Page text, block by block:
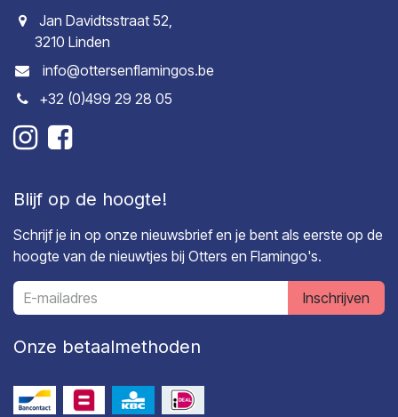
Jan Davidtsstraat 52,
3210 Linden
info@ottersenflamingos.be
+32 (0)499 29 28 05
Blijf op de hoogte!
Schrijf je in op onze nieuwsbrief en je bent als eerste op de
hoogte van de nieuwtjes bij Otters en Flamingo's.
Inschrijven
Onze betaalmethoden